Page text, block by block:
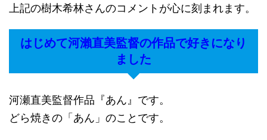
上記の樹木希林さんのコメントが心に刻まれます。
はじめて河瀨直美監督の作品で好きになり
ました
河瀬直美監督作品『あん』です。
どら焼きの「あん」のことです。